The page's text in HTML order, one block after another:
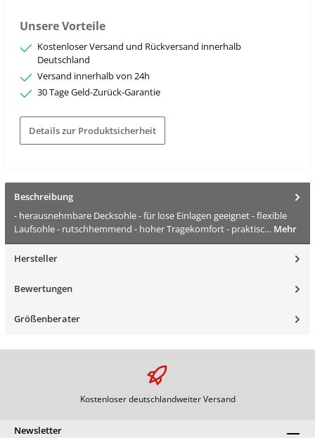
Unsere Vorteile
Kostenloser Versand und Rückversand innerhalb
Deutschland
Versand innerhalb von 24h
30 Tage Geld-Zurück-Garantie
Details zur Produktsicherheit
Beschreibung
- herausnehmbare Decksohle - für lose Einlagen geeignet - flexible
Laufsohle - rutschhemmend - hoher Tragekomfort - praktisc… Mehr
Hersteller
Bewertungen
Größenberater
Kostenloser deutschlandweiter Versand
Newsletter